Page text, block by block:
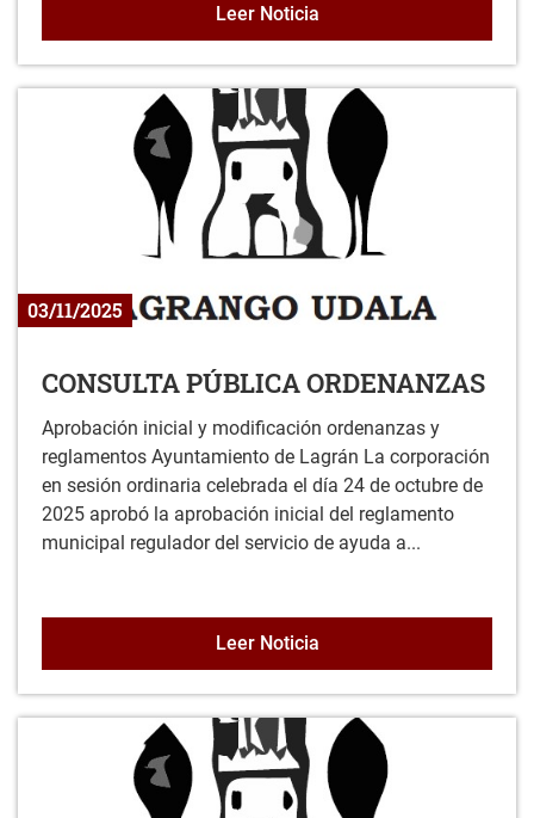
Leer NoticiaDeclaración Institucional
03/11/2025
CONSULTA PÚBLICA ORDENANZAS
Aprobación inicial y modificación ordenanzas y
reglamentos Ayuntamiento de Lagrán La corporación
en sesión ordinaria celebrada el día 24 de octubre de
2025 aprobó la aprobación inicial del reglamento
municipal regulador del servicio de ayuda a...
Leer NoticiaCONSULTA PÚBLICA